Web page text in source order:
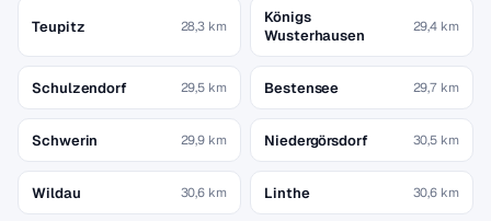
Teupitz 28,3 km
Königs
Wusterhausen
29,4 km
Schulzendorf 29,5 km Bestensee 29,7 km
Schwerin 29,9 km Niedergörsdorf 30,5 km
Wildau 30,6 km Linthe 30,6 km